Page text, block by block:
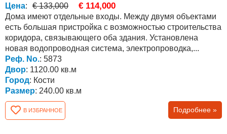
Цена: € 133,000 € 114,000
Дома имеют отдельные входы. Между двумя объектами
есть большая пристройка с возможностью строительства
коридора, связывающего оба здания. Установлена
новая водопроводная система, электропроводка,...
Реф. No.: 5873
Двор: 1120.00 кв.м
Город: Кости
Размер: 240.00 кв.м
В ИЗБРАННОЕ Подробнее »